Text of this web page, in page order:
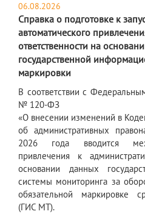
06.08.2026
Справка о подготовке к
автоматического
ответственности на
государственной
маркировки
В соответствии с
№ 120-ФЗ
«О внесении изменений в
об административных
2026 года вводится
привлечения к
основании данных
системы мониторинга за
обязательной маркировке
(ГИС МТ).